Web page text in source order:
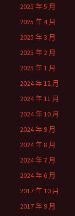
2025 年 5 月
2025 年 4 月
2025 年 3 月
2025 年 2 月
2025 年 1 月
2024 年 12 月
2024 年 11 月
2024 年 10 月
2024 年 9 月
2024 年 8 月
2024 年 7 月
2024 年 6 月
2017 年 10 月
2017 年 9 月